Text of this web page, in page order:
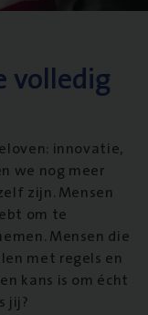
volledig
innovatie,
we nog meer
zijn. Mensen
om te
Mensen die
met regels en
kans is om écht
jij?